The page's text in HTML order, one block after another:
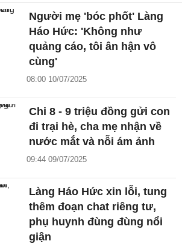
Người mẹ 'bóc phốt' Làng
Háo Hức: 'Không như
quảng cáo, tôi ân hận vô
cùng'
08:00 10/07/2025
Chi 8 - 9 triệu đồng gửi con
đi trại hè, cha mẹ nhận về
nước mắt và nỗi ám ảnh
09:44 09/07/2025
Làng Háo Hức xin lỗi, tung
thêm đoạn chat riêng tư,
phụ huynh đùng đùng nổi
giận